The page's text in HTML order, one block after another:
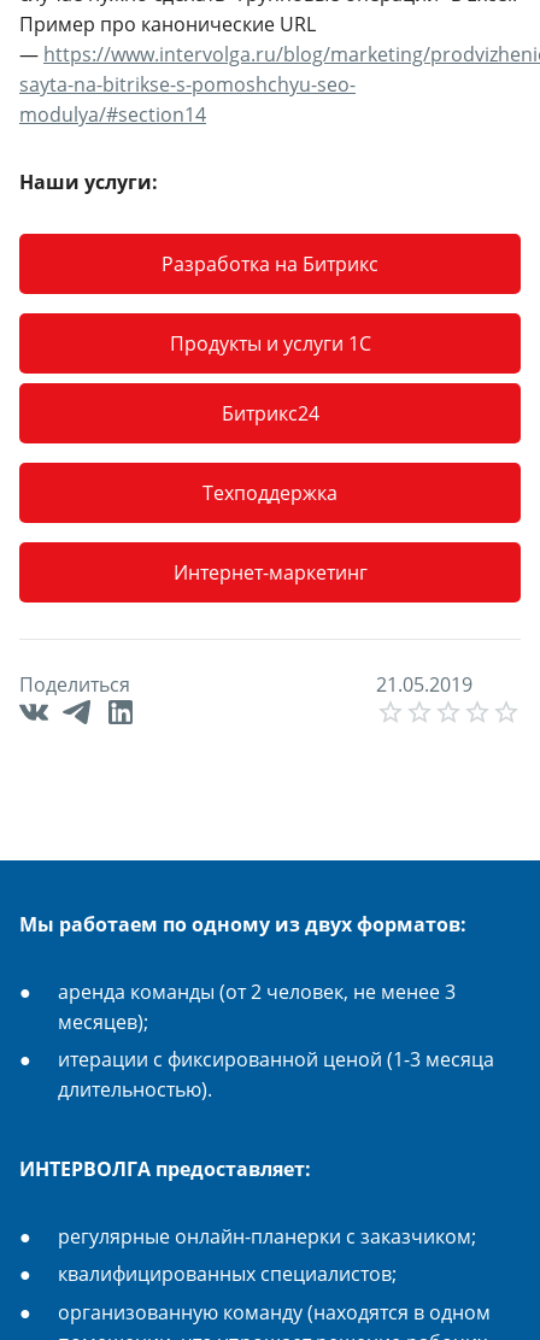
Пример про канонические URL
— https://www.intervolga.ru/blog/marketing/
sayta-na-bitrikse-s-pomoshchyu-seo-
modulya/#section14
Наши услуги:
Разработка на Битрикс
Продукты и услуги 1С
Битрикс24
Техподдержка
Интернет-маркетинг
Поделиться 21.05.2019
Мы работаем по одному из двух форматов:
аренда команды (от 2 человек, не менее 3
месяцев);
итерации с фиксированной ценой (1-3 месяца
длительностью).
ИНТЕРВОЛГА предоставляет:
регулярные онлайн-планерки с заказчиком;
квалифицированных специалистов;
организованную команду (находятся в одном